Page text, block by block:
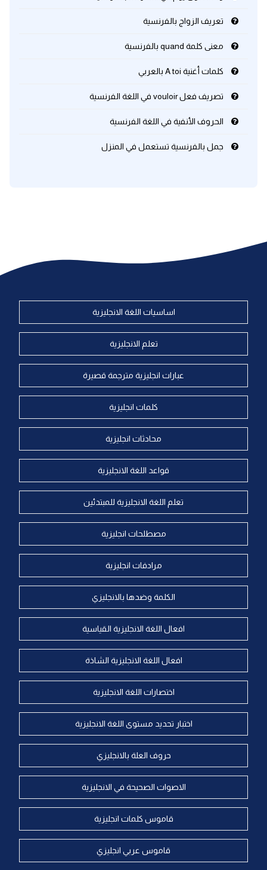
تعريف الزواج بالفرنسية
معنى كلمة quand بالفرنسية
كلمات أغنية A toi بالعربي
تصريف فعل vouloir في اللغة الفرنسية
الحروف الأنفية في اللغة الفرنسية
جمل بالفرنسية تستعمل في المنزل
اساسيات اللغة الانجليزية
تعلم الانجليزية
عبارات انجليزية مترجمة قصيرة
كلمات انجليزية
محادثات انجليزية
قواعد اللغة الانجليزية
تعلم اللغة الانجليزية للمبتدئين
مصطلحات انجليزية
مرادفات انجليزية
الكلمة وضدها بالانجليزي
افعال اللغة الانجليزية القياسية
افعال اللغة الانجليزية الشاذة
اختصارات اللغة الانجليزية
اختبار تحديد مستوى اللغة الانجليزية
حروف العلة بالانجليزي
الاصوات الصحيحة في الانجليزية
قاموس كلمات انجليزية
قاموس عربي انجليزي